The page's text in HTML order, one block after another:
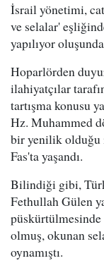
İsrail yönetimi,
ve selalar'
yapılıyor
Hoparlörden
ilahiyatçılar
tartışma konusu
Hz. Muhammed
bir yenilik olduğu
Fas'ta yaşandı.
Bilindiği gibi,
Fethullah Gülen
olmuş, okunan
oynamıştı.